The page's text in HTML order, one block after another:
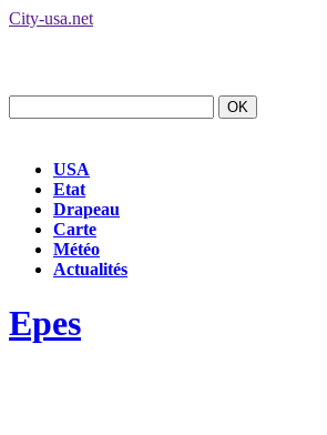
City-usa.net
USA
Etat
Drapeau
Carte
Météo
Actualités
Epes